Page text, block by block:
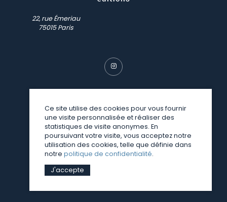
22, rue Émeriau
75015 Paris
© SUZAC 2026
une réalisation Sitedit
Ce site utilise des cookies pour vous fournir
une visite personnalisée et réaliser des
statistiques de visite anonymes. En
poursuivant votre visite, vous acceptez notre
utilisation des cookies, telle que définie dans
notre politique de confidentialité.
J'accepte